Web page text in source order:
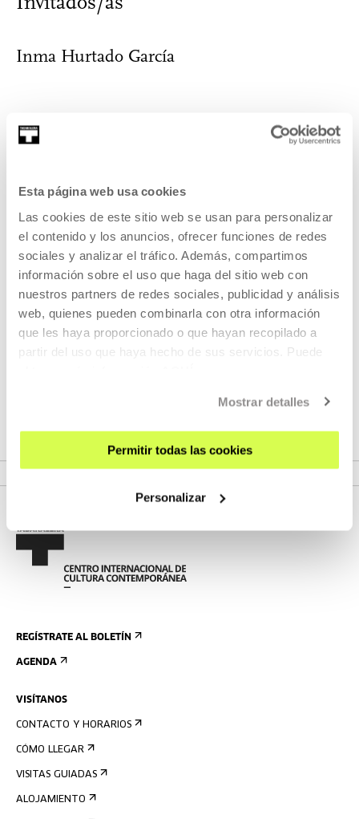
Esta página web usa cookies
Las cookies de este sitio web se usan para personalizar
el contenido y los anuncios, ofrecer funciones de redes
sociales y analizar el tráfico. Además, compartimos
información sobre el uso que haga del sitio web con
nuestros partners de redes sociales, publicidad y análisis
web, quienes pueden combinarla con otra información
que les haya proporcionado o que hayan recopilado a
partir del uso que haya hecho de sus servicios. Puede
Mostrar detalles
Permitir todas las cookies
Personalizar
Inma Hurtado García
Comenzó su andadura en la educación formal trabajando
Pertenece a Proyecto: Programa
con el profesorado
Este programa contempla una serie de encuentros en los
que compartir saberes y experiencias entre el profesorado
en torno a contenidos y metodologías comunes.
REGÍSTRATE AL BOLETÍN
AGENDA
VISÍTANOS
CONTACTO Y HORARIOS
CÓMO LLEGAR
VISITAS GUIADAS
ALOJAMIENTO